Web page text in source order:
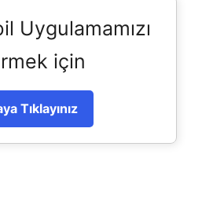
Uygulamamızı
için
Tıklayınız